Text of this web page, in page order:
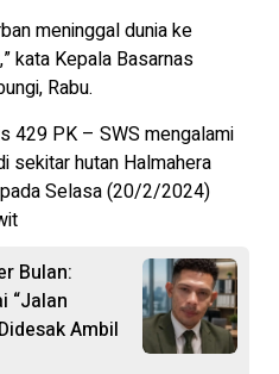
meninggal dunia ke
kata Kepala Basarnas
Rabu.
429 PK – SWS mengalami
sekitar hutan Halmahera
Selasa (20/2/2024)
Bulan:
“Jalan
Ambil